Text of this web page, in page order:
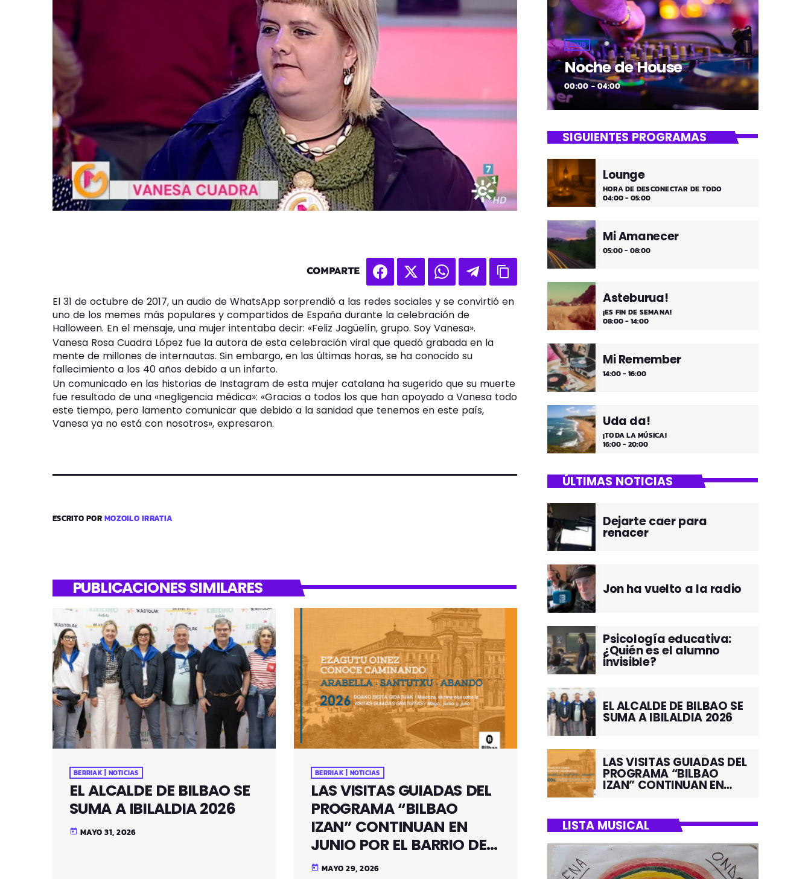
COMPARTE
El 31 de octubre de 2017, un audio de WhatsApp sorprendió a las redes sociales y se convirtió en
uno de los memes más populares y compartidos de España durante la celebración de
Halloween. En el mensaje, una mujer intentaba decir: «Feliz Jagüelín, grupo. Soy Vanesa».
Vanesa Rosa Cuadra López fue la autora de esta celebración viral que quedó grabada en la
mente de millones de internautas. Sin embargo, en las últimas horas, se ha conocido su
fallecimiento a los 40 años debido a un infarto.
Un comunicado en las historias de Instagram de esta mujer catalana ha sugerido que su muerte
fue resultado de una «negligencia médica»: «Gracias a todos los que han apoyado a Vanesa todo
este tiempo, pero lamento comunicar que debido a la sanidad que tenemos en este país,
Vanesa ya no está con nosotros», expresaron.
ESCRITO PORMOZOILO IRRATIA
PUBLICACIONES SIMILARES
BERRIAK | NOTICIAS
EL ALCALDE DE BILBAO SE
SUMA A IBILALDIA 2026
today MAYO 31, 2026
BERRIAK | NOTICIAS
LAS VISITAS GUIADAS DEL
PROGRAMA “BILBAO
IZAN” CONTINUAN EN
JUNIO POR EL BARRIO DE
SANTUTXU
today MAYO 29, 2026
CLUB
Noche de House
00:00 - 04:00
SIGUIENTES PROGRAMAS
Lounge
HORA DE DESCONECTAR DE TODO
04:00 - 05:00
Mi Amanecer
05:00 - 08:00
Asteburua!
¡ES FIN DE SEMANA!
08:00 - 14:00
Mi Remember
14:00 - 16:00
Uda da!
¡TODA LA MÚSICA!
16:00 - 20:00
ÚLTIMAS NOTICIAS
Dejarte caer para
renacer
Jon ha vuelto a la radio
Psicología educativa:
¿Quién es el alumno
invisible?
EL ALCALDE DE BILBAO SE
SUMA A IBILALDIA 2026
LAS VISITAS GUIADAS DEL
PROGRAMA “BILBAO
IZAN” CONTINUAN EN
LISTA MUSICAL